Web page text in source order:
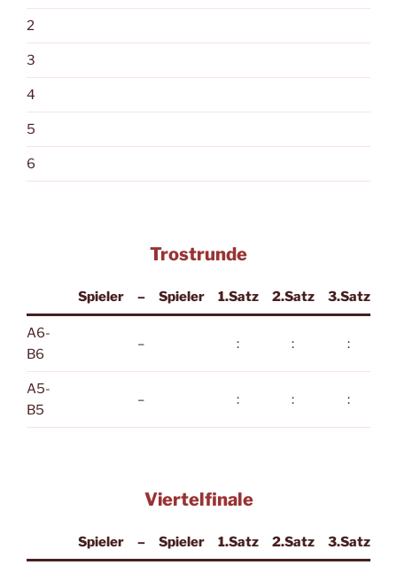
2
3
4
5
6
Trostrunde
Spieler – Spieler 1.Satz 2.Satz 3.Satz
A6-
B6
– : : :
A5-
B5
– : : :
Viertelfinale
Spieler – Spieler 1.Satz 2.Satz 3.Satz